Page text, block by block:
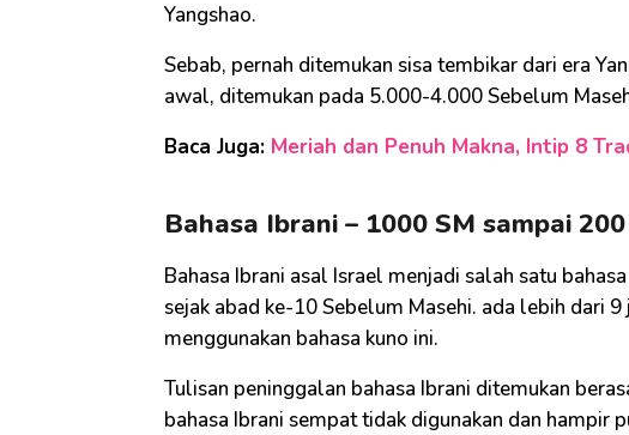
Yangshao.
Sebab, pernah ditemukan sisa tembikar dari era
awal, ditemukan pada 5.000-4.000 Sebelum
Baca Juga: Meriah dan Penuh Makna, Intip 8
Bahasa Ibrani – 1000 SM sampai
Bahasa Ibrani asal Israel menjadi salah satu
sejak abad ke-10 Sebelum Masehi. ada lebih dari
menggunakan bahasa kuno ini.
Tulisan peninggalan bahasa Ibrani ditemukan
bahasa Ibrani sempat tidak digunakan dan hampir